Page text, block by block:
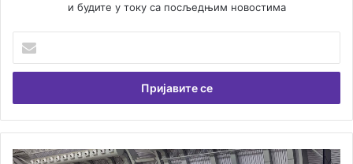
и будите у току са посљедњим новостима
Вашу
емаил
ТОМАШЕВИЋ